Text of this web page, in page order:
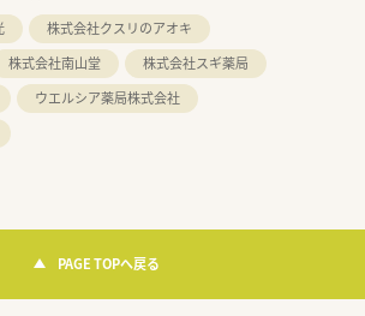
株式会社クスリのアオキ
株式会社南山堂
株式会社スギ薬局
ウエルシア薬局株式会社
PAGE TOPへ戻る